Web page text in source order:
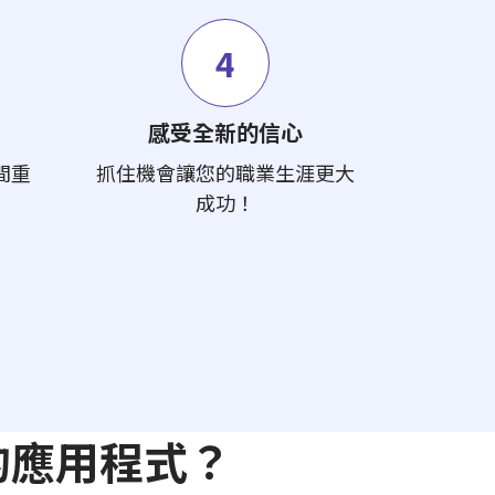
重
4
感受全新的信心
抓住機會讓您的職業生涯更大
成功！
用程式？